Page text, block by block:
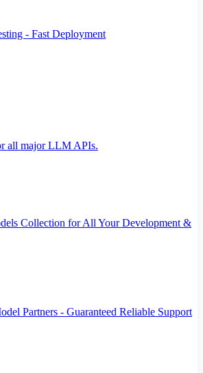
- Fast Deployment
all major LLM APIs.
Collection for All Your Development &
Partners - Guaranteed Reliable Support